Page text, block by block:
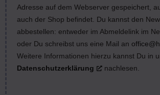
Adresse auf dem Webserver gespeichert,
auch der Shop befindet. Du kannst den
abbestellen: entweder im Abmeldelink im
oder Du schreibst uns eine Mail an
Weitere Informationen hierzu kannst Du in
Datenschutzerklärung
nachlesen.